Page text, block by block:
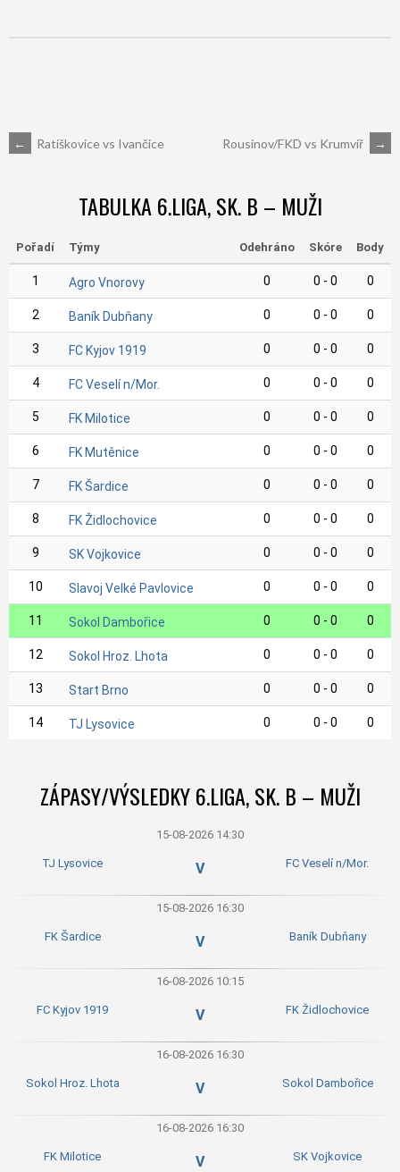
POST
NAVIGATION
← Ratíškovice vs Ivančice Rousínov/FKD vs Krumvíř →
TABULKA 6.LIGA, SK. B – MUŽI
Pořadí Týmy Odehráno Skóre Body
1 Agro Vnorovy 0 0 - 0 0
2 Baník Dubňany 0 0 - 0 0
3 FC Kyjov 1919 0 0 - 0 0
4 FC Veselí n/Mor. 0 0 - 0 0
5 FK Milotice 0 0 - 0 0
6 FK Mutěnice 0 0 - 0 0
7 FK Šardice 0 0 - 0 0
8 FK Židlochovice 0 0 - 0 0
9 SK Vojkovice 0 0 - 0 0
10 Slavoj Velké Pavlovice 0 0 - 0 0
11 Sokol Dambořice 0 0 - 0 0
12 Sokol Hroz. Lhota 0 0 - 0 0
13 Start Brno 0 0 - 0 0
14 TJ Lysovice 0 0 - 0 0
ZÁPASY/VÝSLEDKY 6.LIGA, SK. B – MUŽI
15-08-2026 14:30
TJ Lysovice V FC Veselí n/Mor.
15-08-2026 16:30
FK Šardice V Baník Dubňany
16-08-2026 10:15
FC Kyjov 1919 V FK Židlochovice
16-08-2026 16:30
Sokol Hroz. Lhota V Sokol Dambořice
16-08-2026 16:30
FK Milotice V SK Vojkovice